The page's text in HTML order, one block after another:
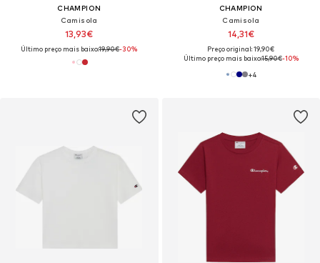
CHAMPION
Camisola
13,93€
Último preço mais baixo:19,90€-30%
CHAMPION
Camisola
14,31€
Preço original: 19,90€
Último preço mais baixo:15,90€-10%
+4